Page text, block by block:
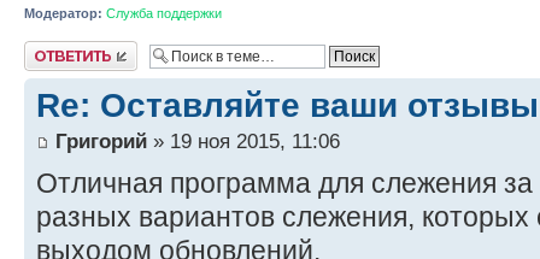
Модератор: Служба поддержки
Ответить
Re: Оставляйте ваши отзывы
Григорий » 19 ноя 2015, 11:06
Отличная программа для слежения
разных вариантов слежения,
выходом обновлений.